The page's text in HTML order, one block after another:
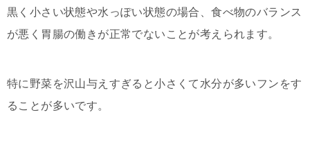
黒く小さい状態や水っぽい状態の場合、食べ物のバランス
が悪く胃腸の働きが正常でないことが考えられます。
特に野菜を沢山与えすぎると小さくて水分が多いフンをす
ることが多いです。